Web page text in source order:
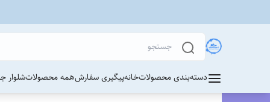
دسته‌بندی محصولاتخانهپیگیری سفارشهمه محصولاتشلوار